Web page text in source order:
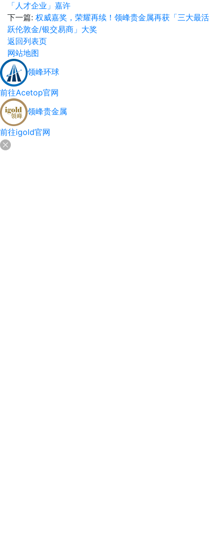
「人才企业」嘉许
下一篇: 权威嘉奖，荣耀再续！领峰贵金属再获「三大最活
跃伦敦金/银交易商」大奖
返回列表页
网站地图
领峰环球
前往Acetop官网
领峰贵金属
前往igold官网